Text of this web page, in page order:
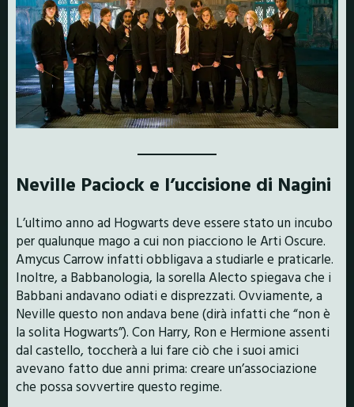
Neville Paciock e l’uccisione di Nagini
L’ultimo anno ad Hogwarts deve essere stato un incubo
per qualunque mago a cui non piacciono le Arti Oscure.
Amycus Carrow infatti obbligava a studiarle e praticarle.
Inoltre, a Babbanologia, la sorella Alecto spiegava che i
Babbani andavano odiati e disprezzati. Ovviamente, a
Neville questo non andava bene (dirà infatti che “non è
la solita Hogwarts”). Con Harry, Ron e Hermione assenti
dal castello, toccherà a lui fare ciò che i suoi amici
avevano fatto due anni prima: creare un’associazione
che possa sovvertire questo regime.